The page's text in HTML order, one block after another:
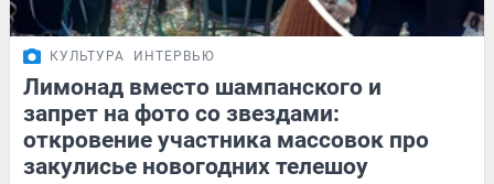
КУЛЬТУРА ИНТЕРВЬЮ
Лимонад вместо шампанского и
запрет на фото со звездами:
откровение участника массовок про
закулисье новогодних телешоу